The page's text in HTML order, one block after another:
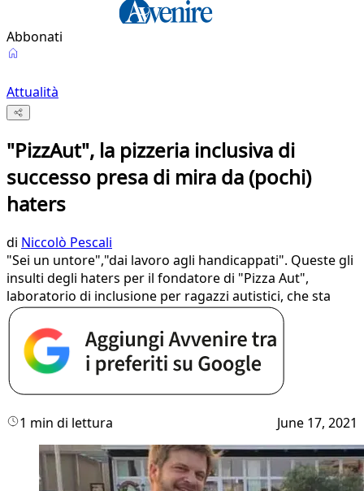
Abbonati
Attualità
"PizzAut", la pizzeria inclusiva di
successo presa di mira da (pochi)
haters
di Niccolò Pescali
"Sei un untore","dai lavoro agli handicappati". Queste gli
insulti degli haters per il fondatore di "Pizza Aut",
laboratorio di inclusione per ragazzi autistici, che sta
1 min di lettura June 17, 2021